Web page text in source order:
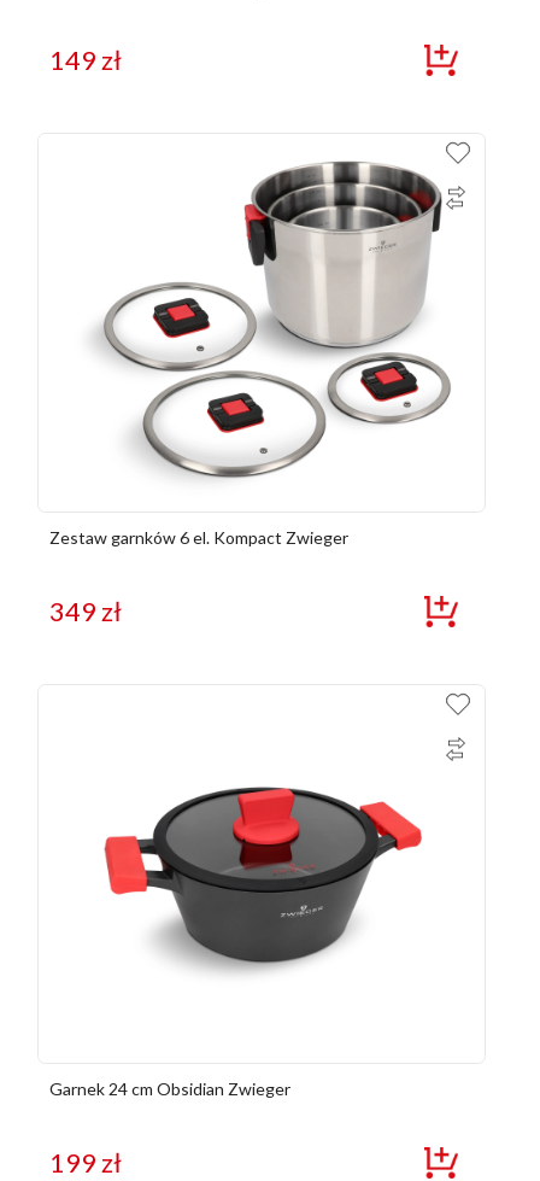
149zł
Zestaw garnków 6 el. Kompact Zwieger
349zł
Garnek 24 cm Obsidian Zwieger
199zł